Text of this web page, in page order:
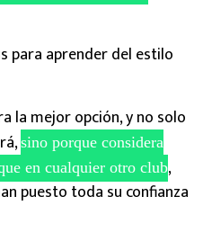
la mejor opción, y no solo
sino porque considera
en cualquier otro club,
puesto toda su confianza